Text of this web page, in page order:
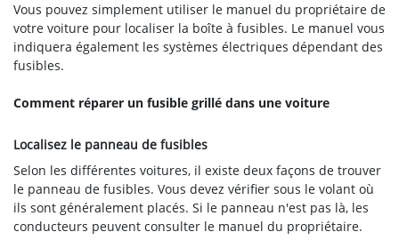
Vous pouvez simplement utiliser le manuel du propriétaire de
votre voiture pour localiser la boîte à fusibles. Le manuel vous
indiquera également les systèmes électriques dépendant des
fusibles.
Comment réparer un fusible grillé dans une voiture
Localisez le panneau de fusibles
Selon les différentes voitures, il existe deux façons de trouver
le panneau de fusibles. Vous devez vérifier sous le volant où
ils sont généralement placés. Si le panneau n'est pas là, les
conducteurs peuvent consulter le manuel du propriétaire.